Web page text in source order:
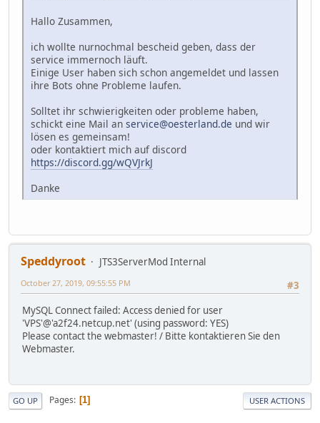
Hallo Zusammen,
ich wollte nurnochmal bescheid geben, dass der
service immernoch läuft.
Einige User haben sich schon angemeldet und lassen
ihre Bots ohne Probleme laufen.
Solltet ihr schwierigkeiten oder probleme haben,
schickt eine Mail an service@oesterland.de und wir
lösen es gemeinsam!
oder kontaktiert mich auf discord
https://discord.gg/wQVJrkJ
Danke
Speddyroot
JTS3ServerMod Internal
#3
October 27, 2019, 09:55:55 PM
MySQL Connect failed: Access denied for user
'VPS'@'a2f24.netcup.net' (using password: YES)
Please contact the webmaster! / Bitte kontaktieren Sie den
Webmaster.
GO UP Pages 1 USER ACTIONS